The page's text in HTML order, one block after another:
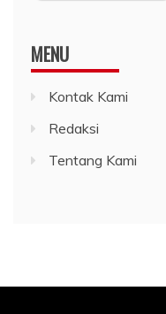
MENU
Kontak Kami
Redaksi
Tentang Kami